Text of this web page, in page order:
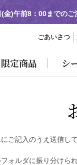
(金)午前8：00までの
ごあいさつ
限定商品 シ
ご記入のうえ送信して
ォルダに振り分けら